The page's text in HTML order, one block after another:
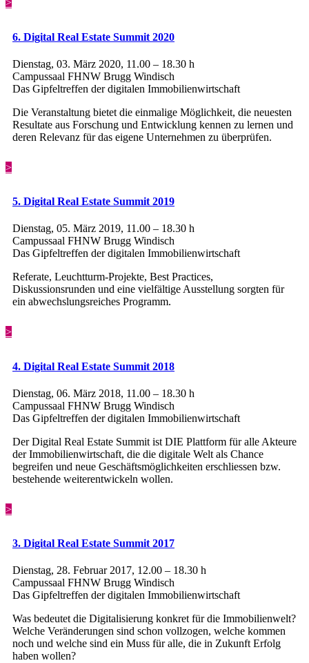
>
6. Digital Real Estate Summit 2020
Dienstag, 03. März 2020, 11.00 – 18.30 h
Campussaal FHNW Brugg Windisch
Das Gipfeltreffen der digitalen Immobilienwirtschaft
Die Veranstaltung bietet die einmalige Möglichkeit, die neuesten
Resultate aus Forschung und Entwicklung kennen zu lernen und
deren Relevanz für das eigene Unternehmen zu überprüfen.
>
5. Digital Real Estate Summit 2019
Dienstag, 05. März 2019, 11.00 – 18.30 h
Campussaal FHNW Brugg Windisch
Das Gipfeltreffen der digitalen Immobilienwirtschaft
Referate, Leuchtturm-Projekte, Best Practices,
Diskussionsrunden und eine vielfältige Ausstellung sorgten für
ein abwechslungsreiches Programm.
>
4. Digital Real Estate Summit 2018
Dienstag, 06. März 2018, 11.00 – 18.30 h
Campussaal FHNW Brugg Windisch
Das Gipfeltreffen der digitalen Immobilienwirtschaft
Der Digital Real Estate Summit ist DIE Plattform für alle Akteure
der Immobilienwirtschaft, die die digitale Welt als Chance
begreifen und neue Geschäftsmöglichkeiten erschliessen bzw.
bestehende weiterentwickeln wollen.
>
3. Digital Real Estate Summit 2017
Dienstag, 28. Februar 2017, 12.00 – 18.30 h
Campussaal FHNW Brugg Windisch
Das Gipfeltreffen der digitalen Immobilienwirtschaft
Was bedeutet die Digitalisierung konkret für die Immobilienwelt?
Welche Veränderungen sind schon vollzogen, welche kommen
noch und welche sind ein Muss für alle, die in Zukunft Erfolg
haben wollen?